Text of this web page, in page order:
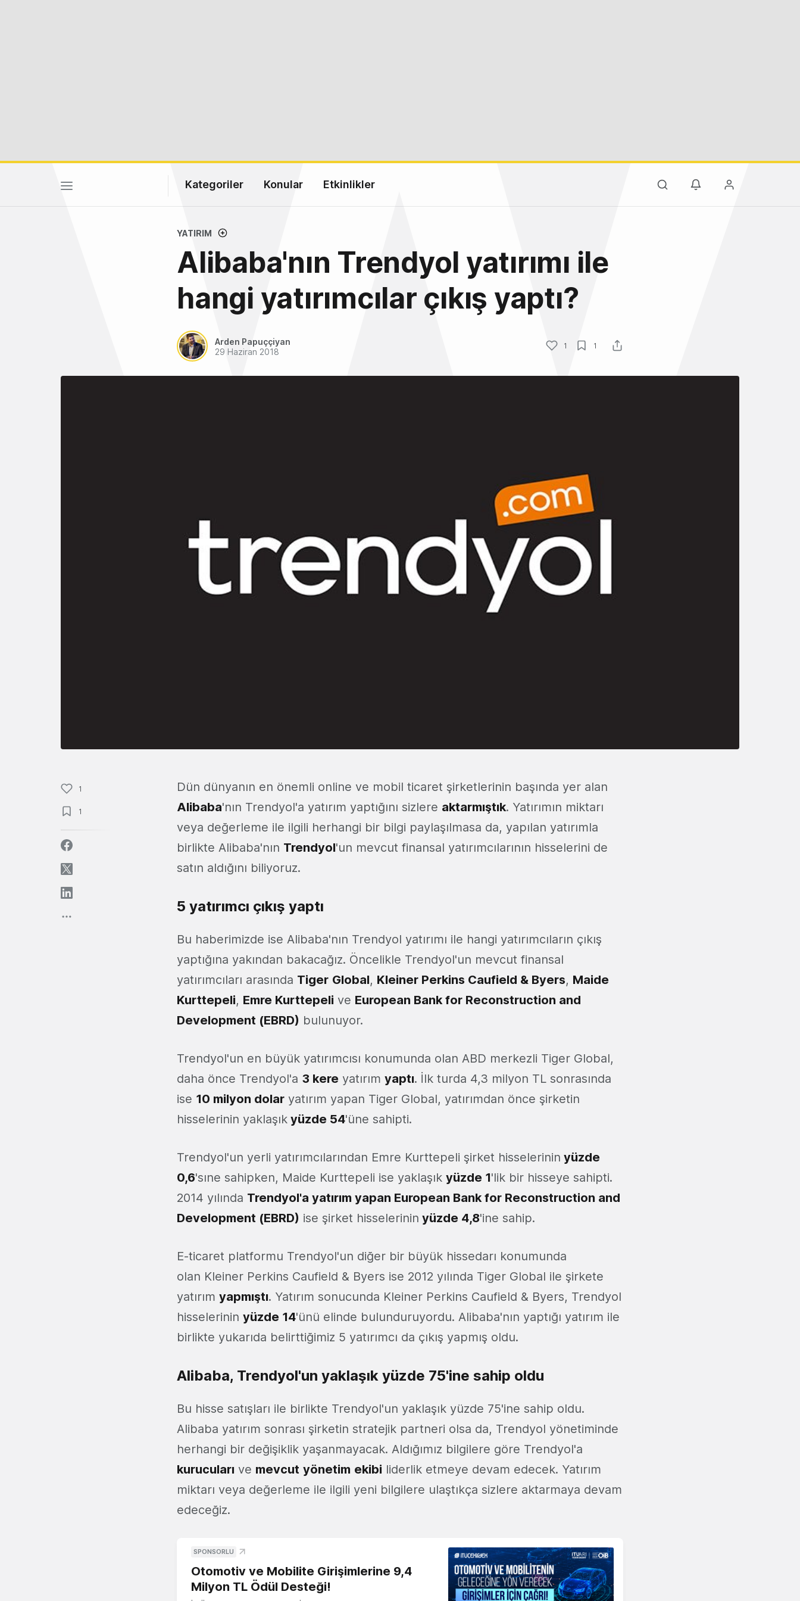
Kategoriler Konular Etkinlikler
YATIRIM
Alibaba'nın Trendyol yatırımı ile
hangi yatırımcılar çıkış yaptı?
Arden Papuççiyan
29 Haziran 2018
1 1
1
1
Dün dünyanın en önemli online ve mobil ticaret şirketlerinin başında yer alan
Alibaba'nın Trendyol'a yatırım yaptığını sizlere aktarmıştık. Yatırımın miktarı
veya değerleme ile ilgili herhangi bir bilgi paylaşılmasa da, yapılan yatırımla
birlikte Alibaba'nın Trendyol'un mevcut finansal yatırımcılarının hisselerini de
satın aldığını biliyoruz.
5 yatırımcı çıkış yaptı
Bu haberimizde ise Alibaba'nın Trendyol yatırımı ile hangi yatırımcıların çıkış
yaptığına yakından bakacağız. Öncelikle Trendyol'un mevcut finansal
yatırımcıları arasında Tiger Global, Kleiner Perkins Caufield & Byers, Maide
Kurttepeli, Emre Kurttepeli ve European Bank for Reconstruction and
Development (EBRD) bulunuyor.
Trendyol'un en büyük yatırımcısı konumunda olan ABD merkezli Tiger Global,
daha önce Trendyol'a 3 kere yatırım yaptı. İlk turda 4,3 milyon TL sonrasında
ise 10 milyon dolar yatırım yapan Tiger Global, yatırımdan önce şirketin
hisselerinin yaklaşık yüzde 54'üne sahipti.
Trendyol'un yerli yatırımcılarından Emre Kurttepeli şirket hisselerinin yüzde
0,6'sıne sahipken, Maide Kurttepeli ise yaklaşık yüzde 1'lik bir hisseye sahipti.
2014 yılında Trendyol'a yatırım yapan European Bank for Reconstruction and
Development (EBRD) ise şirket hisselerinin yüzde 4,8'ine sahip.
E-ticaret platformu Trendyol'un diğer bir büyük hissedarı konumunda
olan Kleiner Perkins Caufield & Byers ise 2012 yılında Tiger Global ile şirkete
yatırım yapmıştı. Yatırım sonucunda Kleiner Perkins Caufield & Byers, Trendyol
hisselerinin yüzde 14'ünü elinde bulunduruyordu. Alibaba'nın yaptığı yatırım ile
birlikte yukarıda belirttiğimiz 5 yatırımcı da çıkış yapmış oldu.
Alibaba, Trendyol'un yaklaşık yüzde 75'ine sahip oldu
Bu hisse satışları ile birlikte Trendyol'un yaklaşık yüzde 75'ine sahip oldu.
Alibaba yatırım sonrası şirketin stratejik partneri olsa da, Trendyol yönetiminde
herhangi bir değişiklik yaşanmayacak. Aldığımız bilgilere göre Trendyol'a
kurucuları ve mevcut yönetim ekibi liderlik etmeye devam edecek. Yatırım
miktarı veya değerleme ile ilgili yeni bilgilere ulaştıkça sizlere aktarmaya devam
edeceğiz.
SPONSORLU
Otomotiv ve Mobilite Girişimlerine 9,4
Milyon TL Ödül Desteği!